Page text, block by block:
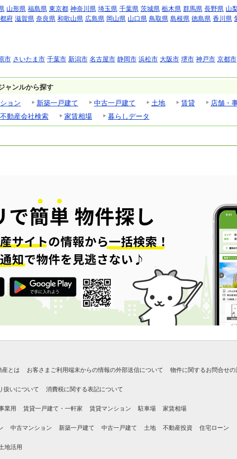
山形県 福島県 東京都 神奈川県 埼玉県 千葉県 茨城県 栃木県 群馬県 長野県 山
府 滋賀県 奈良県 和歌山県 広島県 岡山県 山口県 鳥取県 島根県 徳島県 香川県
市 さいたま市 千葉市 新潟市 名古屋市 静岡市 浜松市 大阪市 堺市 神戸市 京都市
ャンルから探す
ョン 新築一戸建て 中古一戸建て 土地 賃貸 店舗・
不動産会社検索 家賃相場 暮らしデータ
産とは お客さまご利用端末からの情報の外部送信について 物件に関するお問合せの
扱いについて 消費税に関する表記について
業用 賃貸一戸建て・一軒家 賃貸マンション 駐車場 家賃相場
中古マンション 新築一戸建て 中古一戸建て 土地 不動産投資 住宅ローン
地活用